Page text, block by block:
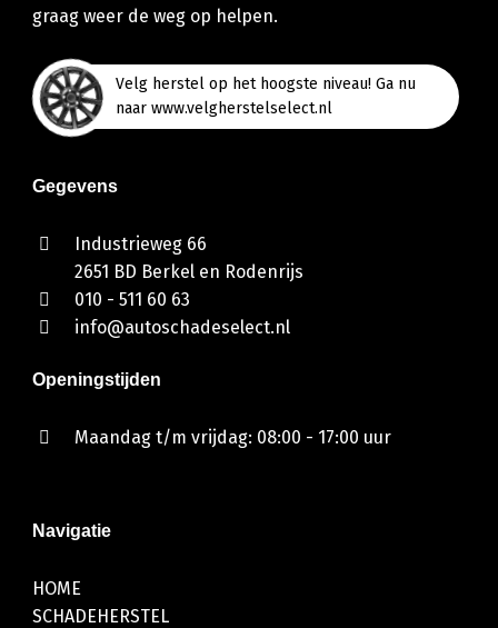
graag weer de weg op helpen.
Velg herstel op het hoogste niveau! Ga nu
naar www.velgherstelselect.nl
Gegevens
Industrieweg 66
2651 BD Berkel en Rodenrijs
010 - 511 60 63
info@autoschadeselect.nl
Openingstijden
Maandag t/m vrijdag: 08:00 - 17:00 uur
Navigatie
HOME
SCHADEHERSTEL